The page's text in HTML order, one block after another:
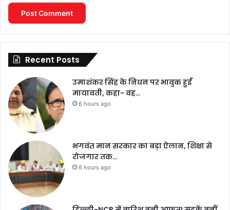
Recent Posts
उमाशंकर सिंह के निधन पर भावुक हुईं
मायावती, कहा- वह…
6 hours ago
भगवंत मान सरकार का बड़ा ऐलान, शिक्षा से
रोजगार तक…
6 hours ago